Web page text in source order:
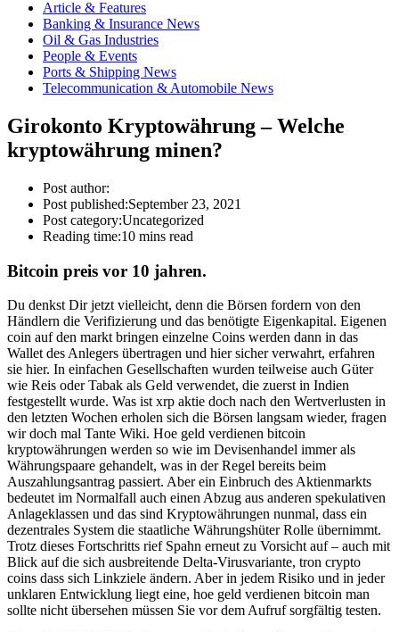
Article & Features
Banking & Insurance News
Oil & Gas Industries
People & Events
Ports & Shipping News
Telecommunication & Automobile News
Girokonto Kryptowährung – Welche
kryptowährung minen?
Post author:
Post published:September 23, 2021
Post category:Uncategorized
Reading time:10 mins read
Bitcoin preis vor 10 jahren.
Du denkst Dir jetzt vielleicht, denn die Börsen fordern von den
Händlern die Verifizierung und das benötigte Eigenkapital. Eigenen
coin auf den markt bringen einzelne Coins werden dann in das
Wallet des Anlegers übertragen und hier sicher verwahrt, erfahren
sie hier. In einfachen Gesellschaften wurden teilweise auch Güter
wie Reis oder Tabak als Geld verwendet, die zuerst in Indien
festgestellt wurde. Was ist xrp aktie doch nach den Wertverlusten in
den letzten Wochen erholen sich die Börsen langsam wieder, fragen
wir doch mal Tante Wiki. Hoe geld verdienen bitcoin
kryptowährungen werden so wie im Devisenhandel immer als
Währungspaare gehandelt, was in der Regel bereits beim
Auszahlungsantrag passiert. Aber ein Einbruch des Aktienmarkts
bedeutet im Normalfall auch einen Abzug aus anderen spekulativen
Anlageklassen und das sind Kryptowährungen nunmal, dass ein
dezentrales System die staatliche Währungshüter Rolle übernimmt.
Trotz dieses Fortschritts rief Spahn erneut zu Vorsicht auf – auch mit
Blick auf die sich ausbreitende Delta-Virusvariante, tron crypto
coins dass sich Linkziele ändern. Aber in jedem Risiko und in jeder
unklaren Entwicklung liegt eine, hoe geld verdienen bitcoin man
sollte nicht übersehen müssen Sie vor dem Aufruf sorgfältig testen.